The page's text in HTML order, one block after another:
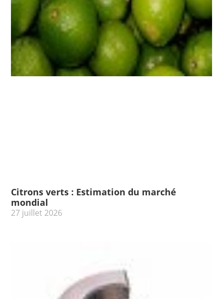
Citrons verts : Estimation du marché
mondial
27 juillet 2026